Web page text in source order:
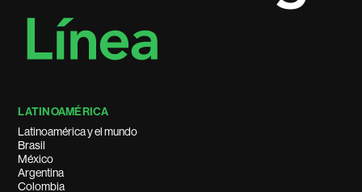
LATINOAMÉRICA
Latinoamérica y el mundo
Brasil
México
Argentina
Colombia